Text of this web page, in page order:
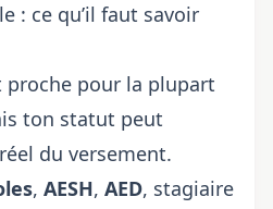
: ce qu’il faut savoir
proche pour la plupart
ton statut peut
du versement.
, AESH, AED, stagiaire